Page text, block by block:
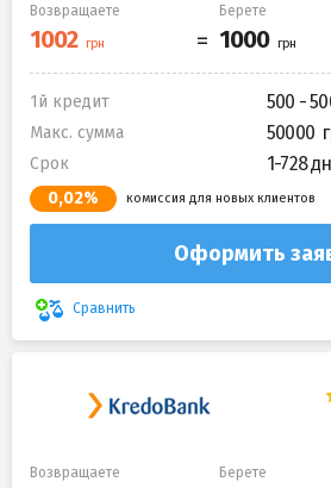
Возвращаете Берете
1й кредит 500 -
Макс. сумма 50000
Срок 1-728
0,02% комиссия для новых клиентов
Оформить
Сравнить
Возвращаете Берете